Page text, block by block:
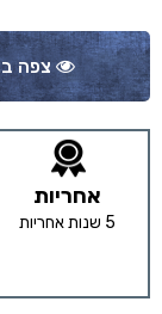
צפה
אחריות
5 שנות אחריות